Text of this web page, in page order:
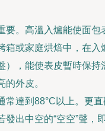
要。高溫入爐能使面包
箱或家庭烘焙中，在入
），能使表皮暫時保持
外皮。
常達到88°C以上。更
出中空的“空空”聲，